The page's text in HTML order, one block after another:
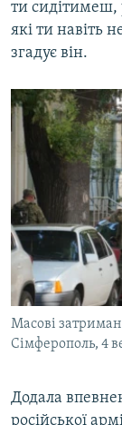
ти сидітимеш,
які ти навіть
згадує він.
Масові
Сімферополь, 4
Додала
російської